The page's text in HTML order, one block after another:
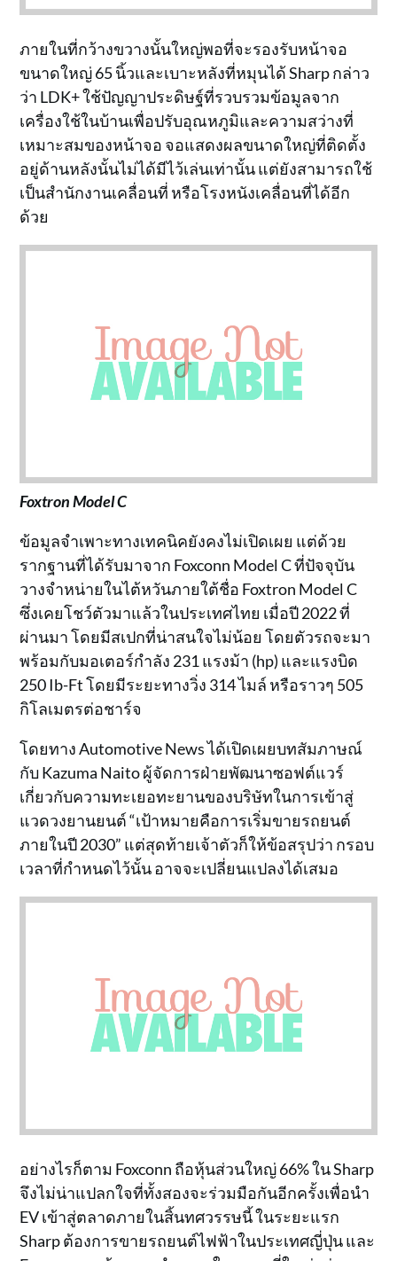
ภายในที่กว้างขวางนั้นใหญ่พอที่จะรองรับหน้าจอ
ขนาดใหญ่ 65 นิ้วและเบาะหลังที่หมุนได้ Sharp กล่าว
ว่า LDK+ ใช้ปัญญาประดิษฐ์ที่รวบรวมข้อมูลจาก
เครื่องใช้ในบ้านเพื่อปรับอุณหภูมิและความสว่างที่
เหมาะสมของหน้าจอ จอแสดงผลขนาดใหญ่ที่ติดตั้ง
อยู่ด้านหลังนั้นไม่ได้มีไว้เล่นเท่านั้น แต่ยังสามารถใช้
เป็นสำนักงานเคลื่อนที่ หรือโรงหนังเคลื่อนที่ได้อีก
ด้วย
Foxtron Model C
ข้อมูลจำเพาะทางเทคนิคยังคงไม่เปิดเผย แต่ด้วย
รากฐานที่ได้รับมาจาก Foxconn Model C ที่ปัจจุบัน
วางจำหน่ายในไต้หวันภายใต้ชื่อ Foxtron Model C
ซึ่งเคยโชว์ตัวมาแล้วในประเทศไทย เมื่อปี 2022 ที่
ผ่านมา โดยมีสเปกที่น่าสนใจไม่น้อย โดยตัวรถจะมา
พร้อมกับมอเตอร์กำลัง 231 แรงม้า (hp) และแรงบิด
250 Ib-Ft โดยมีระยะทางวิ่ง 314 ไมล์ หรือราวๆ 505
กิโลเมตรต่อชาร์จ
โดยทาง Automotive News ได้เปิดเผยบทสัมภาษณ์
กับ Kazuma Naito ผู้จัดการฝ่ายพัฒนาซอฟต์แวร์
เกี่ยวกับความทะเยอทะยานของบริษัทในการเข้าสู่
แวดวงยานยนต์ “เป้าหมายคือการเริ่มขายรถยนต์
ภายในปี 2030” แต่สุดท้ายเจ้าตัวก็ให้ข้อสรุปว่า กรอบ
เวลาที่กำหนดไว้นั้น อาจจะเปลี่ยนแปลงได้เสมอ
อย่างไรก็ตาม Foxconn ถือหุ้นส่วนใหญ่ 66% ใน Sharp
จึงไม่น่าแปลกใจที่ทั้งสองจะร่วมมือกันอีกครั้งเพื่อนำ
EV เข้าสู่ตลาดภายในสิ้นทศวรรษนี้ ในระยะแรก
Sharp ต้องการขายรถยนต์ไฟฟ้าในประเทศญี่ปุ่น และ